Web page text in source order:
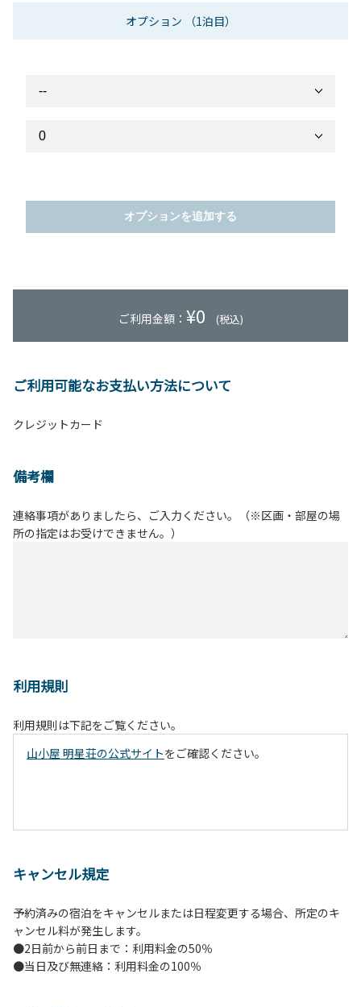
オプション （1泊目）
オプションを追加する
ご利用金額： ¥0 (税込)
ご利用可能なお支払い方法について
クレジットカード
備考欄
連絡事項がありましたら、ご入力ください。（※区画・部屋の場
所の指定はお受けできません。）
利用規則
利用規則は下記をご覧ください。
山小屋 明星荘の公式サイトをご確認ください。
キャンセル規定
予約済みの宿泊をキャンセルまたは日程変更する場合、所定のキ
ャンセル料が発生します。
●2日前から前日まで：利用料金の50％
●当日及び無連絡：利用料金の100％